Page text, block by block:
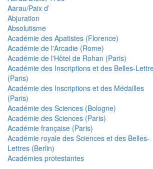
Aarau/Paix d’
Abjuration
Absolutisme
Académie des Apatistes (Florence)
Académie de l'Arcadie (Rome)
Académie de l'Hôtel de Rohan (Paris)
Académie des Inscriptions et des Belles-
(Paris)
Académie des Inscriptions et des Médailles
(Paris)
Académie des Sciences (Bologne)
Académie des Sciences (Paris)
Académie française (Paris)
Académie royale des Sciences et des Belles-
Lettres (Berlin)
Académies protestantes